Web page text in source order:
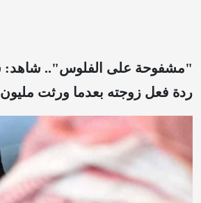
"مشفوحة على الفلوس"..
ردة فعل زوجته بعدما ورثت